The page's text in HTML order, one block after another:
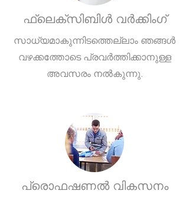
ഫ്ലെക്സിബിൾ വർക്കിംഗ്
സാധ്യമാകുന്നിടത്തെല്ലാം ഞങ്ങൾ
വഴക്കത്തോടെ പ്രവർത്തിക്കാനുള്ള
അവസരം നൽകുന്നു.
പ്രൊഫഷണൽ വികസനം